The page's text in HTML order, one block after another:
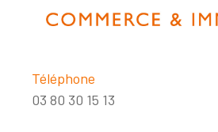
Téléphone
03 80 30 15 13